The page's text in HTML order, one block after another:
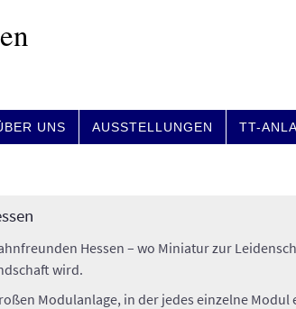
UNS AUSSTELLUNGEN TT-
Hessen – wo Miniatur zur
wird.
Modulanlage, in der jedes einzelne